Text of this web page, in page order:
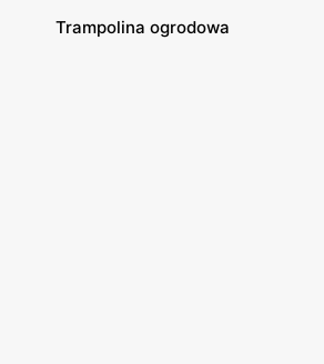
Trampolina ogrodowa